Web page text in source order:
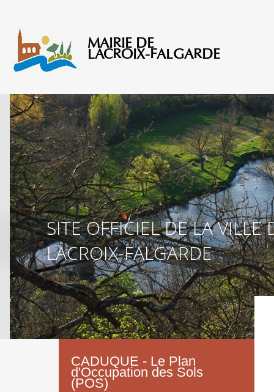
MAIRIE DE
SITE OFFICIEL DE LA VILLE
LACROIX-FALGARDE
CADUQUE - Le Plan
d'Occupation des Sols
(POS)